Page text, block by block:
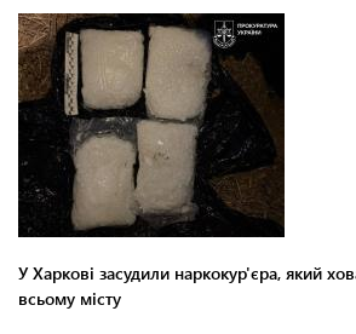
У Харкові засудили наркокур'єра, який
всьому місту